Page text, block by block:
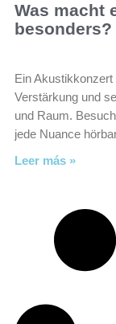
Was macht
besonders?
Ein
Verstärkung und
und Raum.
jede Nuance
Leer más »